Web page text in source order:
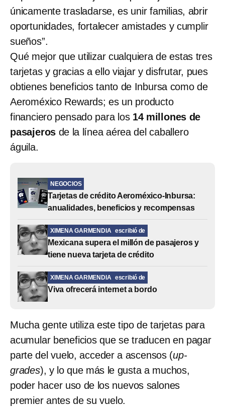
únicamente trasladarse, es unir familias, abrir
oportunidades, fortalecer amistades y cumplir
sueños”.
Qué mejor que utilizar cualquiera de estas tres
tarjetas y gracias a ello viajar y disfrutar, pues
obtienes beneficios tanto de Inbursa como de
Aeroméxico Rewards; es un producto
financiero pensado para los 14 millones de
pasajeros de la línea aérea del caballero
águila.
NEGOCIOS
Tarjetas de crédito Aeroméxico-Inbursa:
anualidades, beneficios y recompensas
XIMENA GARMENDIA escribió de
Mexicana supera el millón de pasajeros y
tiene nueva tarjeta de crédito
XIMENA GARMENDIA escribió de
Viva ofrecerá internet a bordo
Mucha gente utiliza este tipo de tarjetas para
acumular beneficios que se traducen en pagar
parte del vuelo, acceder a ascensos (up-
grades), y lo que más le gusta a muchos,
poder hacer uso de los nuevos salones
premier antes de su vuelo.